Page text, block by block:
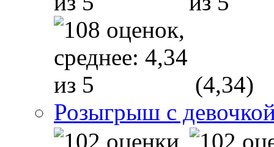
(4,34)
Розыгрыш с